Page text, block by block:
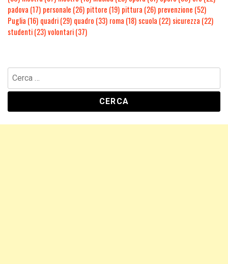
padova (17) personale (26) pittore (19) pittura (26) prevenzione (52)
Puglia (16) quadri(29) quadro (33) roma (18) scuola (22) sicurezza (22)
studenti(23)volontari(37)